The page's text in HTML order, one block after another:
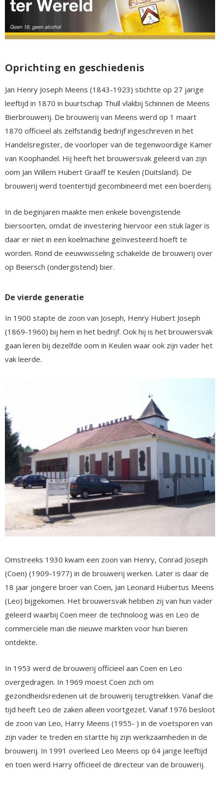
Oprichting en geschiedenis
Jan Henry Joseph Meens (1843-1923) stichtte op 27 jarige
leeftijd in 1870 in buurtschap Thull vlakbij Schinnen de Meens
Bierbrouwerij. De brouwerij van Meens werd op 1 maart
1870 officieel als zelfstandig bedrijf ingeschreven in het
Handelsregister, de voorloper van de tegenwoordige Kamer
van Koophandel. Hij heeft het brouwersvak geleerd van zijn
oom Jan Willem Hubert Graaff te Keulen (Duitsland). De
brouwerij werd toentertijd gecombineerd met een boerderij.
In de beginjaren maakte men enkele bovengistende
biersoorten, omdat de investering hiervoor een stuk lager is
daar er niet in een koelmachine geïnvesteerd hoeft te
worden. Rond de eeuwwisseling schakelde de brouwerij over
op Beiersch (ondergistend) bier.
De vierde generatie
In 1900 stapte de zoon van Joseph, Henry Hubert Joseph
(1869-1960) bij hem in het bedrijf. Ook hij is het brouwersvak
gaan leren bij dezelfde oom in Keulen waar ook zijn vader het
vak leerde.
Omstreeks 1930 kwam een zoon van Henry, Conrad Joseph
(Coen) (1909-1977) in de brouwerij werken. Later is daar de
18 jaar jongere broer van Coen, Jan Leonard Hubertus Meens
(Leo) bijgekomen. Het brouwersvak hebben zij van hun vader
geleerd waarbij Coen meer de technoloog was en Leo de
commerciële man die nieuwe markten voor hun bieren
ontdekte.
In 1953 werd de brouwerij officieel aan Coen en Leo
overgedragen. In 1969 moest Coen zich om
gezondheidsredenen uit de brouwerij terugtrekken. Vanaf die
tijd heeft Leo de zaken alleen voortgezet. Vanaf 1976 besloot
de zoon van Leo, Harry Meens (1955- ) in de voetsporen van
zijn vader te treden en startte hij zijn werkzaamheden in de
brouwerij. In 1991 overleed Leo Meens op 64 jarige leeftijd
en toen werd Harry officieel de directeur van de brouwerij.